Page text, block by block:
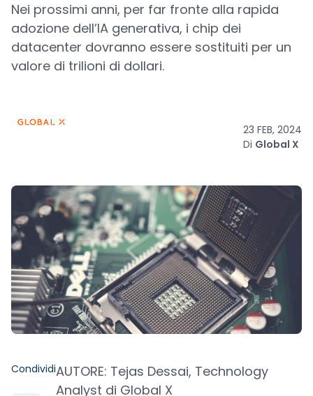
Nei prossimi anni, per far fronte alla rapida
adozione dell’IA generativa, i chip dei
datacenter dovranno essere sostituiti per un
valore di trilioni di dollari.
23 FEB, 2024
Di Global X
CondividiAUTORE: Tejas Dessai, Technology
Analyst di Global X